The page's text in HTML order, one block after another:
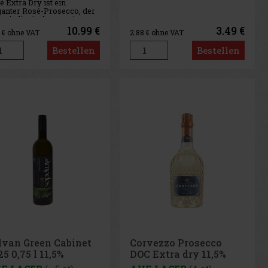
Extra Dry ist ein
Rosé-Prosecco, der
italienischen Region
speziell für das
LAHOFER hergestellt
Auf den ersten Blick
er durch seine
Farbe einer
€ ohne VAT 10.99 €
Bestellen
2.88€ ohne VAT 3.49 €
Bestellen
Green Cabinet
0,75 l 11,5%
Corvezzo Prosecco
DOC Extra dry 11,5%
0,75 l